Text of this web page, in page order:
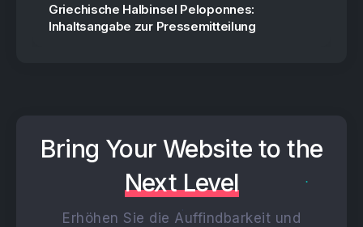
Griechische Halbinsel Peloponnes:
Inhaltsangabe zur Pressemitteilung
Die lebendige Zeitkapsel: Wenn alte
Bring Your Website to the
Next Level
Erhöhen Sie die Auffindbarkeit und